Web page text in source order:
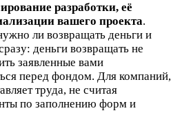
разработки, её
вашего проекта.
ли возвращать деньги и
деньги возвращать не
заявленные вами
перед фондом. Для компаний,
труда, не считая
по заполнению форм и